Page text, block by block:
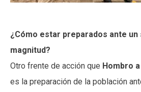
¿Cómo estar preparados ante un
magnitud?
Otro frente de acción que Hombro
es la preparación de la población